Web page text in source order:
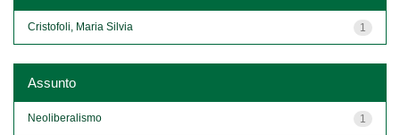
1
Cristofoli, Maria Silvia
Assunto
1
Neoliberalismo